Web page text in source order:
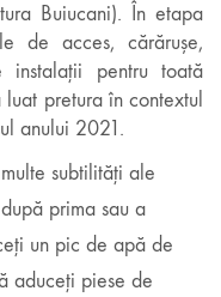
Buiucani). În etapa
de acces, cărărușe,
instalații pentru toată
pretura în contextul
anului 2021.
subtilități ale
prima sau a
un pic de apă de
aduceți piese de